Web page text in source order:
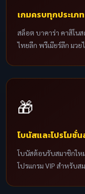
เกมครบทุกประเภท
สล็อต บาคาร่า คาสิโน
ไทยลีก พรีเมียร์ลีก มวย
🎁
โบนัสและโปรโมชั่
โบนัสต้อนรับสมาชิกให
โปรแกรม VIP สำหรับ